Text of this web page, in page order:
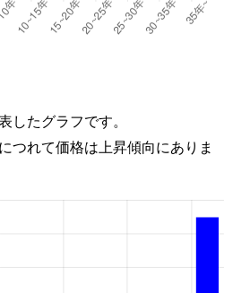
したグラフです。
つれて価格は上昇傾向にありま